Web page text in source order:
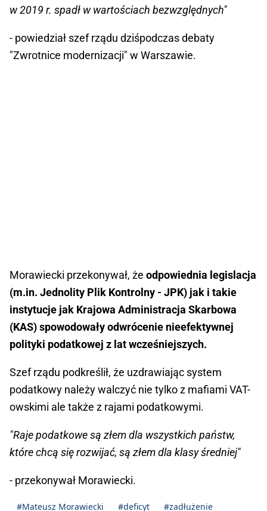
w 2019 r. spadł w wartościach bezwzględnych"
- powiedział szef rządu dziśpodczas debaty
"Zwrotnice modernizacji" w Warszawie.
Morawiecki przekonywał, że odpowiednia legislacja
(m.in. Jednolity Plik Kontrolny - JPK) jak i takie
instytucje jak Krajowa Administracja Skarbowa
(KAS) spowodowały odwrócenie nieefektywnej
polityki podatkowej z lat wcześniejszych.
Szef rządu podkreślił, że uzdrawiając system
podatkowy należy walczyć nie tylko z mafiami VAT-
owskimi ale także z rajami podatkowymi.
"Raje podatkowe są złem dla wszystkich państw,
które chcą się rozwijać, są złem dla klasy średniej"
- przekonywał Morawiecki.
#Mateusz Morawiecki #deficyt #zadłużenie